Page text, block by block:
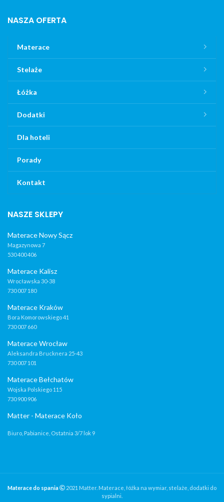
NASZA OFERTA
Materace
Stelaże
Łóżka
Dodatki
Dla hoteli
Porady
Kontakt
NASZE SKLEPY
Materace Nowy Sącz
Magazynowa 7
530 400 406
Materace Kalisz
Wrocławska 30-38
730 007 180
Materace Kraków
Bora Komorowskiego 41
730 007 660
Materace Wrocław
Aleksandra Brucknera 25-43
730 007 101
Materace Bełchatów
Wojska Polskiego 115
730 900 906
Matter - Materace Koło
Biuro, Pabianice, Ostatnia 3/7 lok 9
Materace do spania
2021 Matter. Materace, łóżka na wymiar, stelaże, dodatki do
sypialni.